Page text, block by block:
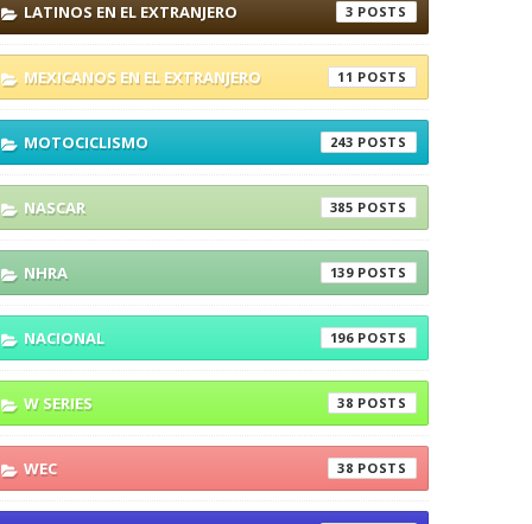
LATINOS EN EL EXTRANJERO 3
MEXICANOS EN EL EXTRANJERO 11
MOTOCICLISMO 243
NASCAR 385
NHRA 139
NACIONAL 196
W SERIES 38
WEC 38